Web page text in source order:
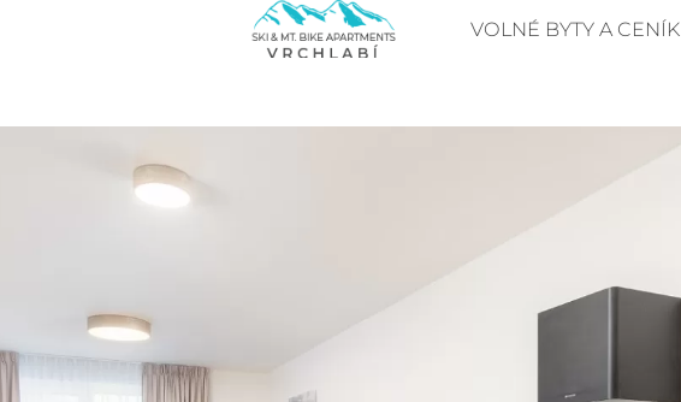
VOLNÉ BYTY A CENÍK